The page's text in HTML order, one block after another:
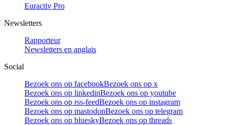
Euractiv Pro
Newsletters
Rapporteur
Newsletters en anglais
Social
Bezoek ons op facebookBezoek ons op x
Bezoek ons op linkedinBezoek ons op youtube
Bezoek ons op rss-feedBezoek ons op instagram
Bezoek ons op mastodonBezoek ons op telegram
Bezoek ons op blueskyBezoek ons op threads